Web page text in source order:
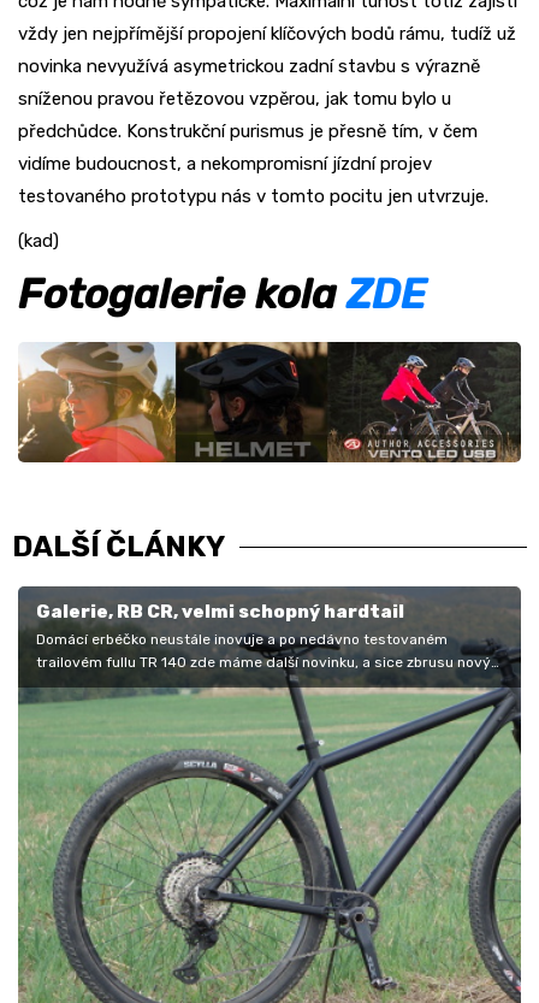
vždy jen nejpřímější propojení klíčových bodů rámu, tudíž už
novinka nevyužívá asymetrickou zadní stavbu s výrazně
sníženou pravou řetězovou vzpěrou, jak tomu bylo u
předchůdce. Konstrukční purismus je přesně tím, v čem
vidíme budoucnost, a nekompromisní jízdní projev
testovaného prototypu nás v tomto pocitu jen utvrzuje.
(kad)
Fotogalerie kolaZDE
DALŠÍ ČLÁNKY
Galerie, RB CR, velmi schopný hardtail
Domácí erbéčko neustále inovuje a po nedávno testovaném
trailovém fullu TR 140 zde máme další novinku, a sice zbrusu nový
hardtail s…